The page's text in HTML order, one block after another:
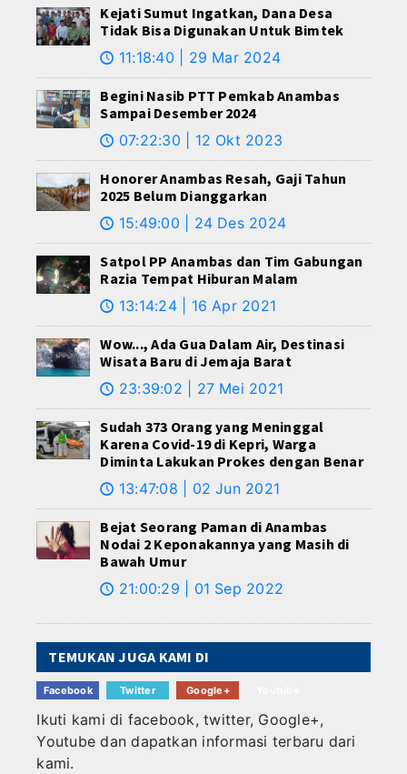
Kejati Sumut Ingatkan, Dana Desa
Tidak Bisa Digunakan Untuk Bimtek
🕔 11:18:40 | 29 Mar 2024
Begini Nasib PTT Pemkab Anambas
Sampai Desember 2024
🕔 07:22:30 | 12 Okt 2023
Honorer Anambas Resah, Gaji Tahun
2025 Belum Dianggarkan
🕔 15:49:00 | 24 Des 2024
Satpol PP Anambas dan Tim Gabungan
Razia Tempat Hiburan Malam
🕔 13:14:24 | 16 Apr 2021
Wow..., Ada Gua Dalam Air, Destinasi
Wisata Baru di Jemaja Barat
🕔 23:39:02 | 27 Mei 2021
Sudah 373 Orang yang Meninggal
Karena Covid-19 di Kepri, Warga
Diminta Lakukan Prokes dengan Benar
🕔 13:47:08 | 02 Jun 2021
Bejat Seorang Paman di Anambas
Nodai 2 Keponakannya yang Masih di
Bawah Umur
🕔 21:00:29 | 01 Sep 2022
TEMUKAN JUGA KAMI DI
Facebook Twitter Google+
Ikuti kami di facebook, twitter, Google+,
Youtube dan dapatkan informasi terbaru dari
kami.